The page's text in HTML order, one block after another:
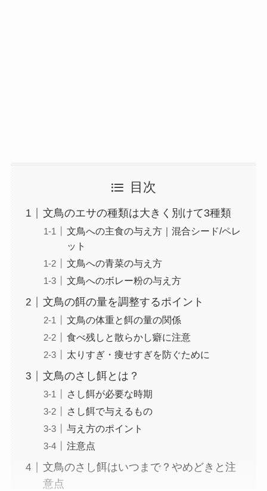
目次
文鳥のエサの種類は大きく別けて3種類
文鳥への主食の与え方｜混合シード/ペレ
ット
文鳥への青菜の与え方
文鳥へのボレー粉の与え方
文鳥の餌の量を調整するポイント
文鳥の体重と餌の量の関係
食べ残しと散らかし癖に注意
太りすぎ・痩せすぎを防ぐために
文鳥のさし餌とは？
さし餌が必要な時期
さし餌で与えるもの
与え方のポイント
注意点
文鳥のさし餌はいつまで？やめどきと注
意点